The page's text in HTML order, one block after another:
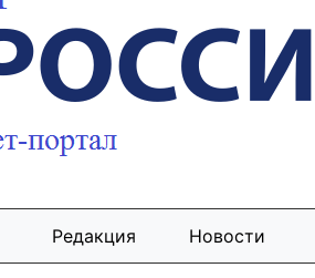
Редакция Новости